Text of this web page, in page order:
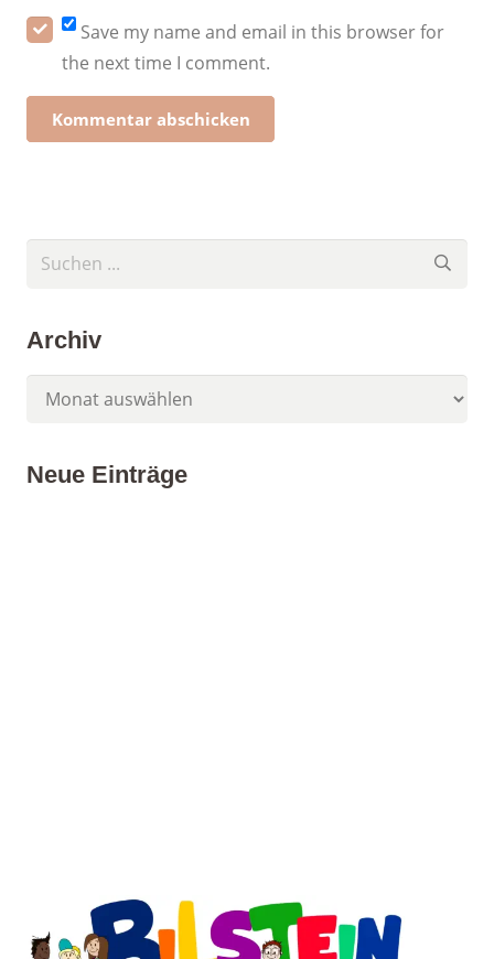
Save my name and email in this browser for
the next time I comment.
Kommentar abschicken
Archiv
Archiv
Neue Einträge